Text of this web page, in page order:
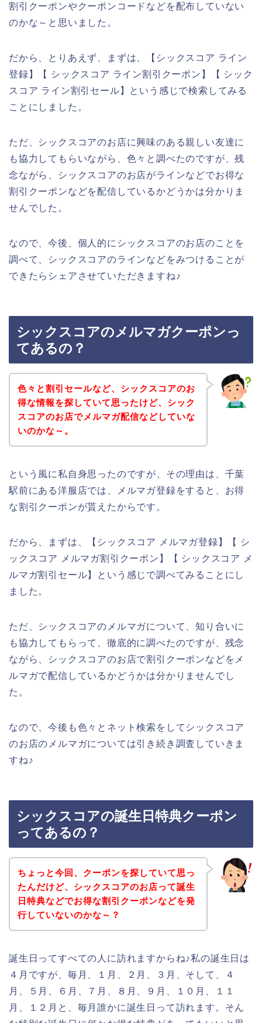
割引クーポンやクーポンコードなどを配布していない
のかな～と思いました。
だから、とりあえず、まずは、【シックスコア ライン
登録】【 シックスコア ライン割引クーポン】【 シック
スコア ライン割引セール】という感じで検索してみる
ことにしました。
ただ、シックスコアのお店に興味のある親しい友達に
も協力してもらいながら、色々と調べたのですが、残
念ながら、シックスコアのお店がラインなどでお得な
割引クーポンなどを配信しているかどうかは分かりま
せんでした。
なので、今後、個人的にシックスコアのお店のことを
調べて、シックスコアのラインなどをみつけることが
できたらシェアさせていただきますね♪
シックスコアのメルマガクーポンっ
てあるの？
色々と割引セールなど、シックスコアのお
得な情報を探していて思ったけど、シック
スコアのお店でメルマガ配信などしていな
いのかな～。
という風に私自身思ったのですが、その理由は、千葉
駅前にある洋服店では、メルマガ登録をすると、お得
な割引クーポンが貰えたからです。
だから、まずは、【シックスコア メルマガ登録】【 シ
ックスコア メルマガ割引クーポン】【 シックスコア メ
ルマガ割引セール】という感じで調べてみることにし
ました。
ただ、シックスコアのメルマガについて、知り合いに
も協力してもらって、徹底的に調べたのですが、残念
ながら、シックスコアのお店で割引クーポンなどをメ
ルマガで配信しているかどうかは分かりませんでし
た。
なので、今後も色々とネット検索をしてシックスコア
のお店のメルマガについては引き続き調査していきま
すね♪
シックスコアの誕生日特典クーポン
ってあるの？
ちょっと今回、クーポンを探していて思っ
たんだけど、シックスコアのお店って誕生
日特典などでお得な割引クーポンなどを発
行していないのかな～？
誕生日ってすべての人に訪れますからね♪私の誕生日は
４月ですが、毎月、１月、２月、３月、そして、４
月、５月、６月、７月、８月、９月、１０月、１１
月、１２月と、毎月誰かに誕生日って訪れます。そん